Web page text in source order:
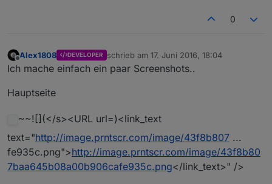
0
Alex1808 DEVELOPER schrieb am 17. Juni 2016, 18:04
zuletzt editiert von
Ich mache einfach ein paar Screenshots..
Hauptseite
~~![](</s><URL url=)<link_text
text="http://image.prntscr.com/image/43f8b807 ...
fe935c.png">http://image.prntscr.com/image/43f8b80
7baa645b08a00b906cafe935c.png</link_text>" />